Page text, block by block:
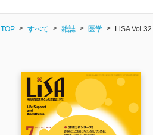
TOP すべて 雑誌 医学 LiSA